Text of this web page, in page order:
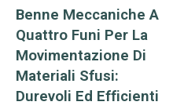
lavaggio carbone,
rimozione scorie.
Benne Meccaniche A
Quattro Funi Per La
Movimentazione Di
Materiali Sfusi:
Durevoli Ed Efficienti